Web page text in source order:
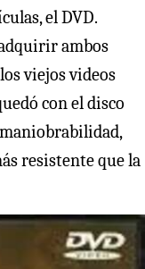
el DVD.
ambos
viejos videos
con el disco
resistente que la